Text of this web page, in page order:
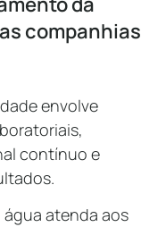
companhias
envolve
contínuo e
água atenda aos